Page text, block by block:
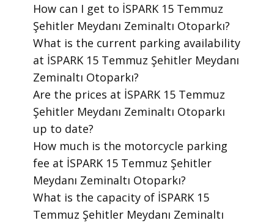
​How can I get to İSPARK 15 Temmuz
Şehitler Meydanı Zeminaltı Otoparkı?
​What is the current parking availability
at İSPARK 15 Temmuz Şehitler Meydanı
Zeminaltı Otoparkı?
​Are the prices at İSPARK 15 Temmuz
Şehitler Meydanı Zeminaltı Otoparkı
up to date?
​How much is the motorcycle parking
fee at İSPARK 15 Temmuz Şehitler
Meydanı Zeminaltı Otoparkı?
​What is the capacity of İSPARK 15
Temmuz Şehitler Meydanı Zeminaltı